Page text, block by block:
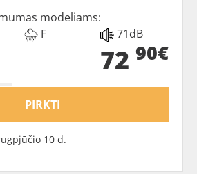
modeliams:
F 71dB
72 90€
PIRKTI
10 d.